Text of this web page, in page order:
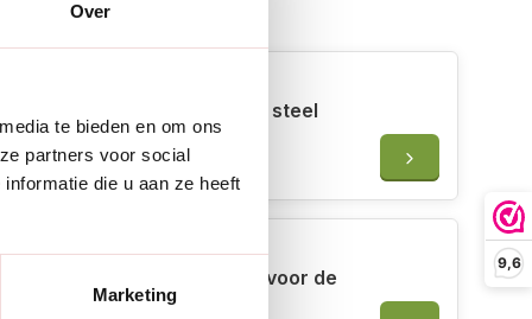
Over
te bieden en om ons
partners voor social
die u aan ze heeft
Marketing
9,6
De Wiltfang Telescopische steel
voor raper
€46,50
De Wiltfang Emmerhouder voor de
raper - Verzinkt staal